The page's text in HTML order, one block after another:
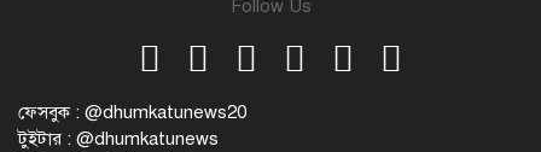
Follow Us
ফেসবুক : @dhumkatunews20
টুইটার : @dhumkatunews